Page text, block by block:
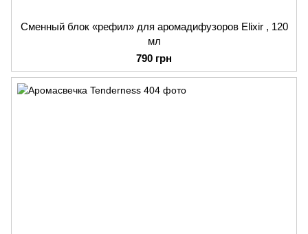
Сменный блок «рефил» для аромадифузоров Elixir , 120
мл
790 грн